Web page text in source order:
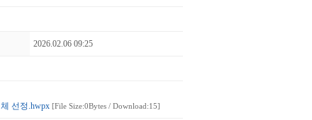
2026.02.06 09:25
선정.hwpx [File Size:0Bytes / Download:15]